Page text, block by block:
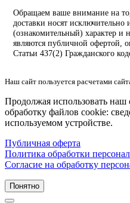
Обращаем ваше внимание на
доставки носят
(ознакомительный) характер и
являются публичной офертой,
Статьи 437(2) Гражданского
Наш сайт пользуется расчетами
Продолжая использовать наш
обработку файлов cookie:
используемом устройстве.
Публичная оферта
Политика обработки
Согласие на обработку
Понятно